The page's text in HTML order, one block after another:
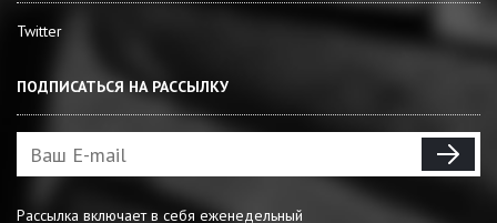
Twitter
ПОДПИСАТЬСЯ НА РАССЫЛКУ
Рассылка включает в себя еженедельный